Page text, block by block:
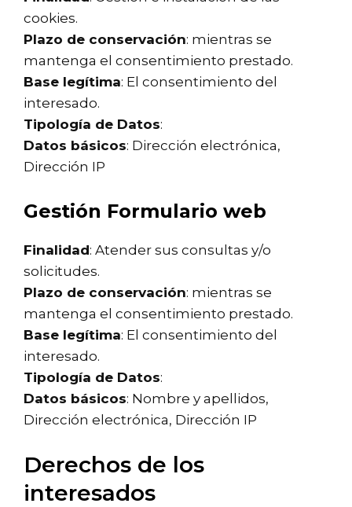
cookies.
Plazo de conservación: mientras se
mantenga el consentimiento prestado.
Base legítima: El consentimiento del
interesado.
Tipología de Datos:
Datos básicos: Dirección electrónica,
Dirección IP
Gestión Formulario web
Finalidad: Atender sus consultas y/o
solicitudes.
Plazo de conservación: mientras se
mantenga el consentimiento prestado.
Base legítima: El consentimiento del
interesado.
Tipología de Datos:
Datos básicos: Nombre y apellidos,
Dirección electrónica, Dirección IP
Derechos de los
interesados